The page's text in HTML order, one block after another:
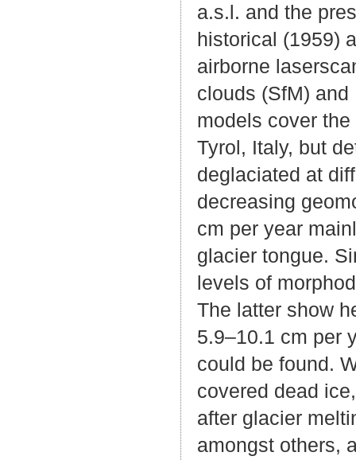
a.s.l. and the
historical (1959)
airborne
clouds (SfM)
models cover
Tyrol, Italy, but
deglaciated at
decreasing
cm per year
glacier tongue.
levels of
The latter show
5.9–10.1 cm per
could be found.
covered dead
after glacier
amongst others,